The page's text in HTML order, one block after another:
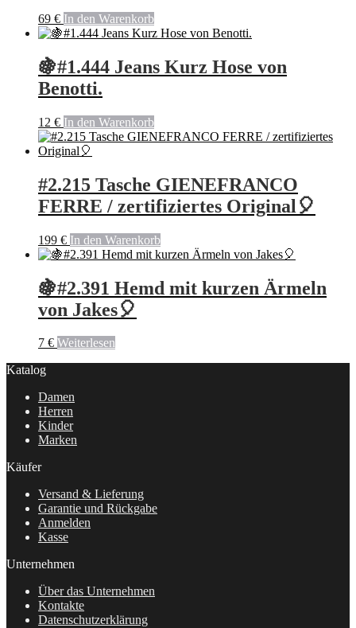
69 € In den Warenkorb
🍇#1.444 Jeans Kurz Hose von
Benotti.
12 € In den Warenkorb
#2.215 Tasche GIENEFRANCO
FERRE / zertifiziertes Original🎈
199 € In den Warenkorb
🍇#2.391 Hemd mit kurzen Ärmeln
von Jakes🎈
7 € Weiterlesen
Katalog
Damen
Herren
Kinder
Marken
Käufer
Versand & Lieferung
Garantie und Rückgabe
Anmelden
Kasse
Unternehmen
Über das Unternehmen
Kontakte
Datenschutzerklärung